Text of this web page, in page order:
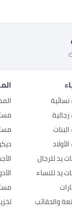
نسائية
رجالية
البنات
يد للرجال
يد للنساء
والحقائب